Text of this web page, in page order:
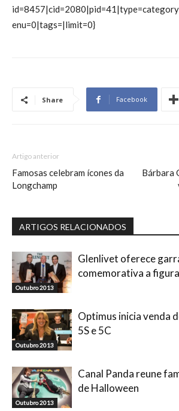
enu=0|tags=|limit=0}
Share Facebook
Artigo anterior
Famosas celebram ícones da
Longchamp
Bárbara
ARTIGOS RELACIONADOS
Outubro 2013
Glenlivet oferece
comemorativa a
Outubro 2013
Optimus inicia venda
5S e 5C
Outubro 2013
Canal Panda reune
de Halloween